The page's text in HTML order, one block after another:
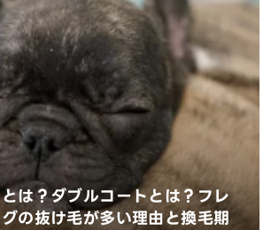
は？ダブルコートとは？フレ
の抜け毛が多い理由と換毛期